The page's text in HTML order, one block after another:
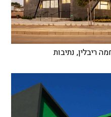
ריבלין, נתיבות